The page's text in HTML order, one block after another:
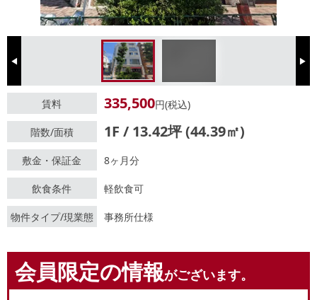
Previous Next
賃料 335,500円(税込)
階数/面積 1F / 13.42坪 (44.39㎡)
敷金・保証金 8ヶ月分
飲食条件 軽飲食可
物件タイプ/現業態 事務所仕様
会員限定の情報がございます。